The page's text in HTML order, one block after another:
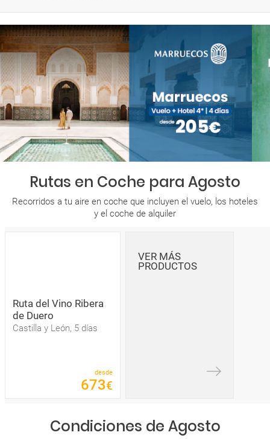
Rutas en Coche para Agosto
Recorridos a tu aire en coche que incluyen el vuelo, los hoteles
y el coche de alquiler
Ruta del Vino Ribera
de Duero
Castilla y León, 5 días
desde
673€
VER MÁS
PRODUCTOS
Condiciones de Agosto